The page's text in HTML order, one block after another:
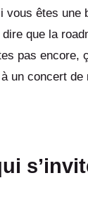
vous êtes une
que la
pas encore,
à un concert